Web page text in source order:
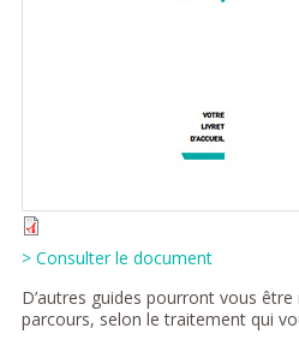
> Consulter le document
D’autres guides pourront vous
parcours, selon le traitement qui